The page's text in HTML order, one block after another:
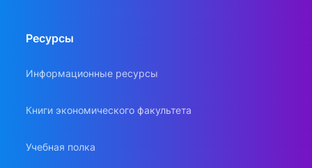
Ресурсы
Информационные ресурсы
Книги экономического факультета
Учебная полка